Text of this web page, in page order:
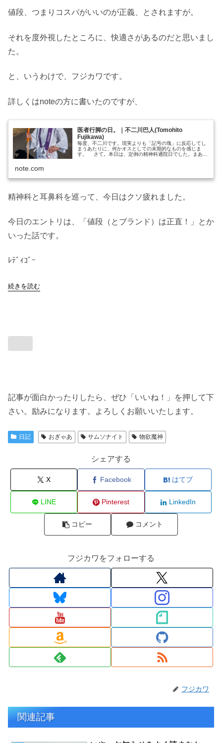
値段、つまりコスパがいいのが正義、とされますが。
それを度外視したところに、快適さがあるのだと思いまし
た。
と、いうわけで、フジカワです。
詳しくはnoteの方に書いたのですが、
医者行脚の日。｜不二川巴人(Tomohito
Fujikawa)
毎度、不二川です。現実よりも「記号の塊」に反応してし
まうあたりに、何かオスとしての末期的なものを感じま
す。 さて。本日は、定例の精神科通院日でした。まあ、
note.com
精神科と耳鼻科を巡って、今日はクソ疲れました。
今日のエントリは、「値段（とブランド）は正直！」とか
いった話です。
ﾚﾃﾞｨｺﾞｰ
続きを読む
記事が面白かったりしたら、ぜひ「いいね！」を押して下
さい。励みになります。よろしくお願いいたします。
日記 おぎゃあ サムソナイト 物欲魔神
シェアする
X Facebook はてブ
LINE Pinterest LinkedIn
コピー コメント
フジカワをフォローする
フジカワ
関連記事